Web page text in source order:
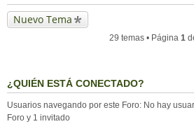
Nuevo Tema
29 temas • Página 1
¿QUIÉN ESTÁ CONECTADO?
Usuarios navegando por este Foro: No hay
Foro y 1 invitado